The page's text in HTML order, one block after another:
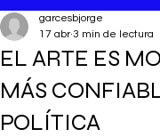
EL ARTE ES
MÁS
POLÍTICA
garcesbjorge
17 abr 3 min de lectura